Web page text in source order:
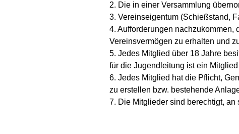
2. Die in einer Versammlung
3. Vereinseigentum (Schießstand,
4. Aufforderungen nachzukommen,
Vereinsvermögen zu erhalten und
5. Jedes Mitglied über 18 Jahre
fürdie Jugendleitung ist ein
6. Jedes Mitglied hat die Pflicht,
zu erstellen bzw. bestehende
7. Die Mitglieder sind berechtigt,